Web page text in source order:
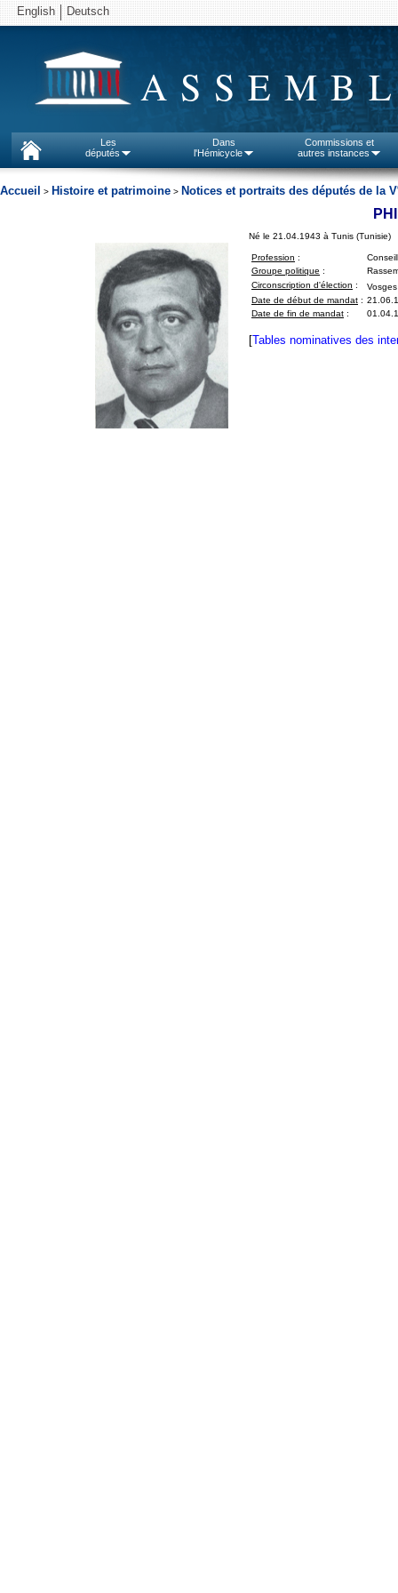
English Deutsch
Les
députés
Dans
l'Hémicycle
Commissions et
autres instances
Accueil > Histoire et patrimoine > Notices et portraits des députés de la V
Né le 21.04.1943 à Tunis (Tunisie)
Profession :
Groupe politique :
Circonscription d'élection :
Date de début de mandat :
Date de fin de mandat :
[Tables nominatives des